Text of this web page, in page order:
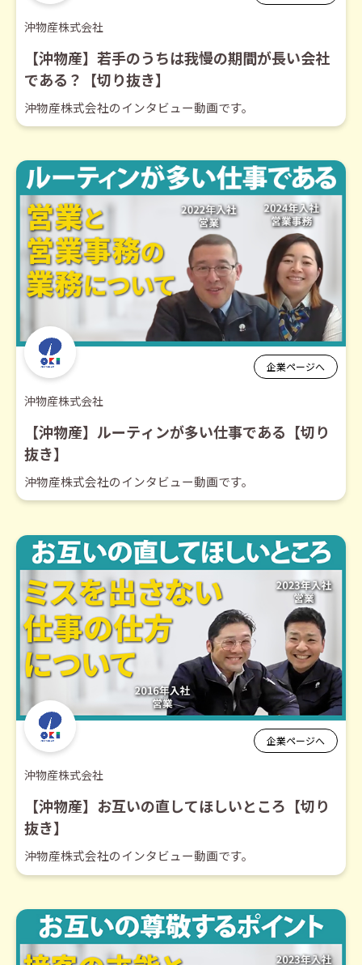
沖物産株式会社
【沖物産】若手のうちは我慢の期間が長い会社
である？【切り抜き】
沖物産株式会社のインタビュー動画です。
企業ページへ
沖物産株式会社
【沖物産】ルーティンが多い仕事である【切り
抜き】
沖物産株式会社のインタビュー動画です。
企業ページへ
沖物産株式会社
【沖物産】お互いの直してほしいところ【切り
抜き】
沖物産株式会社のインタビュー動画です。